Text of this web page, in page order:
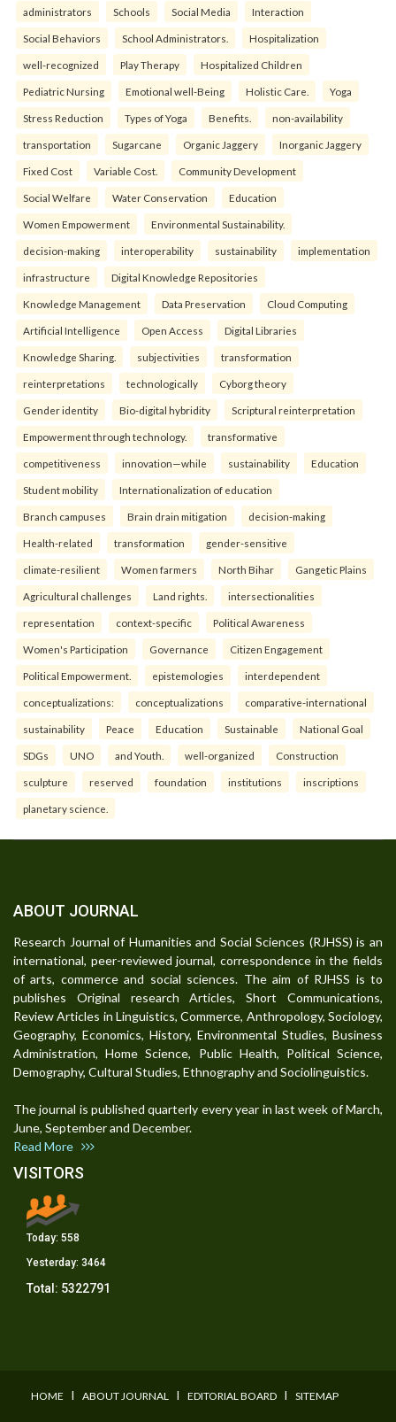
administrators Schools Social Media Interaction
Social Behaviors School Administrators. Hospitalization
well-recognized Play Therapy Hospitalized Children
Pediatric Nursing Emotional well-Being Holistic Care. Yoga
Stress Reduction Types of Yoga Benefits. non-availability
transportation Sugarcane Organic Jaggery Inorganic Jaggery
Fixed Cost Variable Cost. Community Development
Social Welfare Water Conservation Education
Women Empowerment Environmental Sustainability.
decision-making interoperability sustainability implementation
infrastructure Digital Knowledge Repositories
Knowledge Management Data Preservation Cloud Computing
Artificial Intelligence Open Access Digital Libraries
Knowledge Sharing. subjectivities transformation
reinterpreta⁠tions tec⁠hnologically Cyborg theory
Gender identity Bio-digital hybridity Scriptural reinterpretation
Empowerment through technology. transformative
competitiveness innovation—while sustainability Education
Student mobility Internationalization of education
Branch campuses Brain drain mitigation decision-making
Health-related transformation gender-sensitive
climate-resilient Women farmers North Bihar Gangetic Plains
Agricultural challenges Land rights. intersectionalities
representation context-specific Political Awareness
Women's Participation Governance Citizen Engagement
Political Empowerment. epistemologies interdependent
conceptualizations: conceptualizations comparative-international
sustainability Peace Education Sustainable National Goal
SDGs UNO and Youth. well-organized Construction
sculpture reserved foundation institutions inscriptions
planetary science.
ABOUT JOURNAL
Research Journal of Humanities and Social Sciences (RJHSS) is an
international, peer-reviewed journal, correspondence in the fields
of arts, commerce and social sciences. The aim of RJHSS is to
publishes Original research Articles, Short Communications,
Review Articles in Linguistics, Commerce, Anthropology, Sociology,
Geography, Economics, History, Environmental Studies, Business
Administration, Home Science, Public Health, Political Science,
Demography, Cultural Studies, Ethnography and Sociolinguistics.
The journal is published quarterly every year in last week of March,
June, September and December.
Read More
VISITORS
Today: 558
Yesterday: 3464
Total: 5322791
HOME I ABOUT JOURNAL I EDITORIAL BOARD I SITEMAP